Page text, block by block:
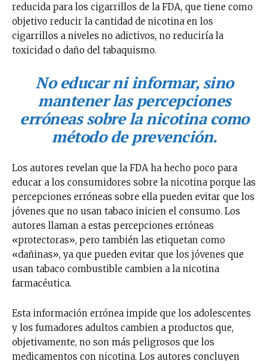
reducida para los cigarrillos de la FDA, que tiene como
objetivo reducir la cantidad de nicotina en los
cigarrillos a niveles no adictivos, no reduciría la
toxicidad o daño del tabaquismo.
No educar ni informar, sino
mantener las percepciones
erróneas sobre la nicotina como
método de prevención.
Los autores revelan que la FDA ha hecho poco para
educar a los consumidores sobre la nicotina porque las
percepciones erróneas sobre ella pueden evitar que los
jóvenes que no usan tabaco inicien el consumo. Los
autores llaman a estas percepciones erróneas
«protectoras», pero también las etiquetan como
«dañinas», ya que pueden evitar que los jóvenes que
usan tabaco combustible cambien a la nicotina
farmacéutica.
Esta información errónea impide que los adolescentes
y los fumadores adultos cambien a productos que,
objetivamente, no son más peligrosos que los
medicamentos con nicotina. Los autores concluyen